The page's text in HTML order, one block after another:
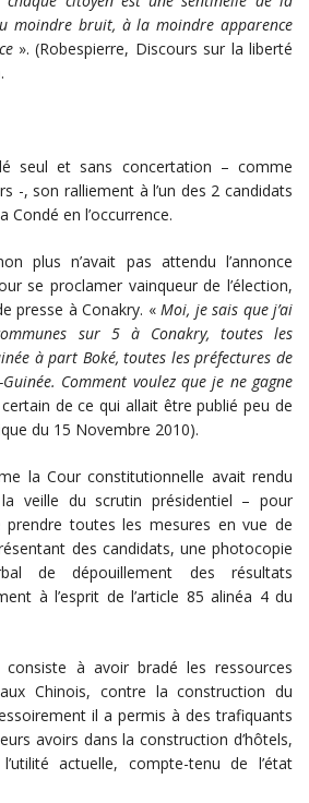
moindre bruit, à la moindre apparence
». (Robespierre, Discours sur la liberté
seul et sans concertation – comme
-, son ralliement à l’un des 2 candidats
Condé en l’occurrence.
plus n’avait pas attendu l’annonce
se proclamer vainqueur de l’élection,
presse à Conakry. « Moi, je sais que j’ai
sur 5 à Conakry, toutes les
à part Boké, toutes les préfectures de
Comment voulez que je ne gagne
de ce qui allait être publié peu de
du 15 Novembre 2010).
la Cour constitutionnelle avait rendu
veille du scrutin présidentiel – pour
toutes les mesures en vue de
des candidats, une photocopie
de dépouillement des résultats
à l’esprit de l’article 85 alinéa 4 du
consiste à avoir bradé les ressources
Chinois, contre la construction du
il a permis à des trafiquants
avoirs dans la construction d’hôtels,
actuelle, compte-tenu de l’état